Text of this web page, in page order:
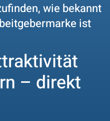
wie bekannt
ist
– direkt